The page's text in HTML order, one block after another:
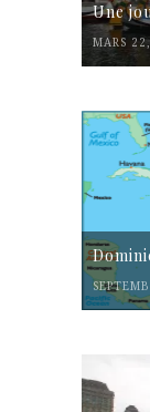
Une
MARS